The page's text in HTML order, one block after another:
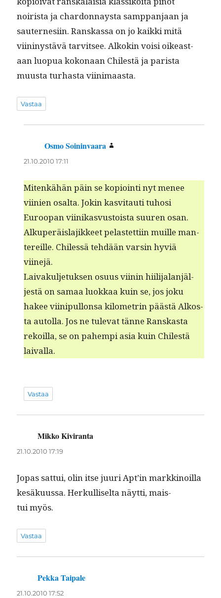
noirista ja chardon­naysta samp­pan­jaan ja
sauter­ne­si­in. Ran­skas­sa on jo kaik­ki mitä
viininys­tävä tarvit­see. Alkokin voisi oikeas­t­
aan luop­ua kokon­aan Chilestä ja parista
muus­ta turhas­ta viinimaasta.
Vastaa
Osmo Soininvaara
21.10.2010 17:11
Mitenkähän päin se kopi­oin­ti nyt menee
viinien osalta. Jokin kasvi­tau­ti tuhosi
Euroopan viinikasvus­toista suuren osan.
Alku­peräis­la­jik­keet pelastet­ti­in muille man­
tereille. Chi­lessä tehdään varsin hyviä
viinejä.
Laivakul­je­tuk­sen osu­us viinin hiil­i­jalan­jäl­
jestä on samaa luokkaa kuin se, jos joku
hakee viinip­ul­lon­sa kilo­metrin päästä Alkos­
ta autol­la. Jos ne tule­vat tänne Ran­skas­ta
rekoil­la, se on pahempi asia kuin Chilestä
laivalla.
Vastaa
Mikko Kiviranta
21.10.2010 17:19
Jopas sat­tui, olin itse juuri Apt’in markki­noil­la
kesäku­us­sa. Herkulliselta näyt­ti, mais­
tui myös.
Vastaa
Pekka Taipale
21.10.2010 17:52